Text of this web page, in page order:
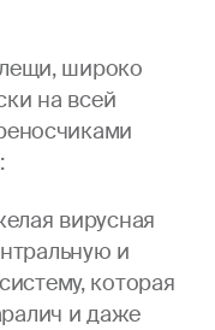
широко
на всей
вирусная
и
которая
и даже